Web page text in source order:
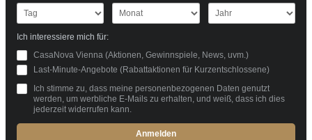
Ich interessiere mich für:
CasaNova Vienna (Aktionen, Gewinnspiele, News, uvm.)
Last-Minute-Angebote (Rabattaktionen für Kurzentschlossene)
Ich stimme zu, dass meine personenbezogenen Daten genutzt
werden, um werbliche E-Mails zu erhalten, und weiß, dass ich dies
jederzeit widerrufen kann.
Anmelden